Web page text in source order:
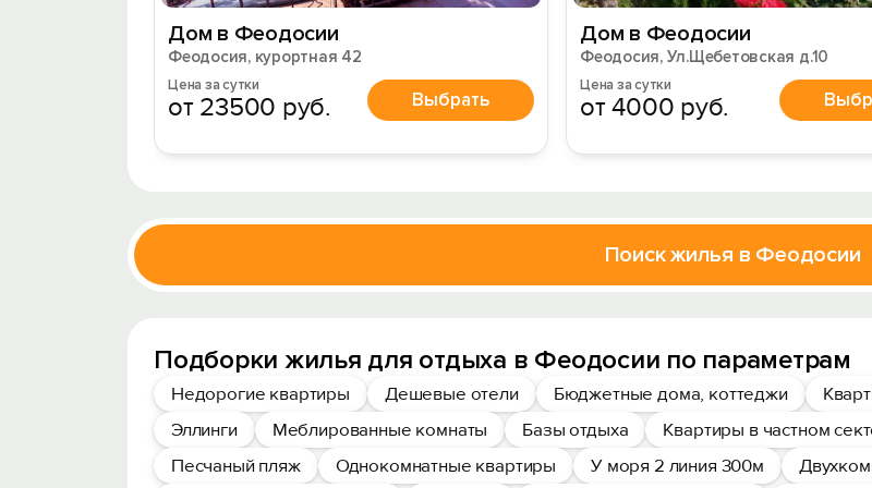
Дом в Феодосии
Феодосия, курортная 42
Цена за сутки
от 23500 руб. Выбрать
Дом в Феодосии
Феодосия, Ул.Щебетовская д.10
Цена за сутки
от 4000 руб.
Поиск жилья в Феодосии
Подборки жилья для отдыха в Феодосии по параметрам
Недорогие квартиры Дешевые отели Бюджетные дома, коттеджи
Эллинги
Меблированные комнаты Базы отдыха Квартиры в частном
Песчаный пляж
Однокомнатные квартиры У моря 2 линия 300м